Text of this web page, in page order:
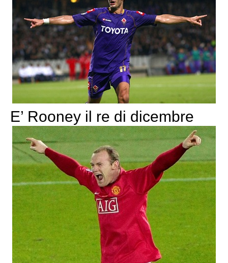
E’ Rooney il re di dicembre